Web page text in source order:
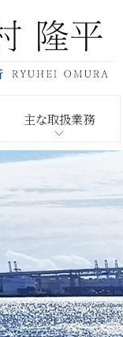
主な取扱業務